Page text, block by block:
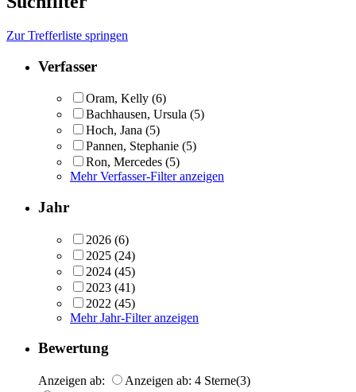
Zur Trefferliste springen
Verfasser
Oram, Kelly (6)
Bachhausen, Ursula (5)
Hoch, Jana (5)
Pannen, Stephanie (5)
Ron, Mercedes (5)
Mehr Verfasser-Filter anzeigen
Jahr
2026 (6)
2025 (24)
2024 (45)
2023 (41)
2022 (45)
Mehr Jahr-Filter anzeigen
Bewertung
Anzeigen ab: Anzeigen ab: 4 Sterne(3)